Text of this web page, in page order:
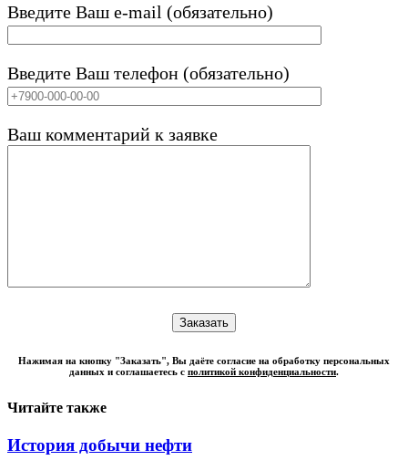
Введите Ваш e-mail (обязательно)
Введите Ваш телефон (обязательно)
Ваш комментарий к заявке
Нажимая на кнопку "Заказать", Вы даёте согласие на обработку персональных
данных и соглашаетесь с политикой конфиденциальности.
Читайте также
История добычи нефти